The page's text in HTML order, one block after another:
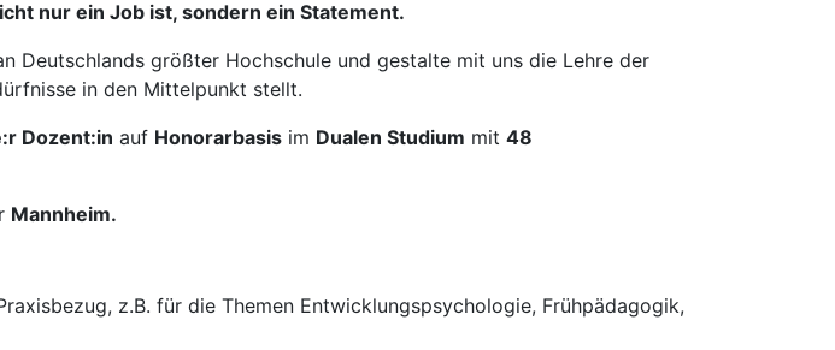
nur ein Job ist, sondern ein Statement.
Deutschlands größter Hochschule und gestalte mit uns die Lehre der
in den Mittelpunkt stellt.
Dozent:in auf Honorarbasis im Dualen Studium mit 48
Mannheim.
z.B. für die Themen Entwicklungspsychologie, Frühpädagogik,